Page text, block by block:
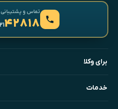
تماس و پشتیبانی ·
۴۲۸۱۸-
برای وکلا
خدمات